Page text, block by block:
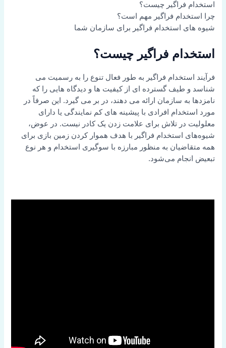
استخدام فراگیر چیست؟
چرا استخدام فراگیر مهم است؟
شیوه های استخدام فراگیر برای سازمان شما
استخدام فراگیر چیست؟
فرآیند استخدام فراگیر به طور فعال تنوع را به رسمیت می
شناسد و طیف گسترده ای از کیفیت ها و دیدگاه هایی را که
نامزدها به سازمان ارائه می دهند، در بر می گیرد. این صرفاً در
مورد استخدام افرادی با پیشینه های کم نمایندگی یا دارای
معلولیت در تلاش برای علامت زدن یک کادر نیست. در عوض،
شیوه‌های استخدام فراگیر با هدف هموار کردن زمین بازی برای
همه متقاضیان به منظور مبارزه با سوگیری استخدام و هر نوع
تبعیض انجام می‌شود.